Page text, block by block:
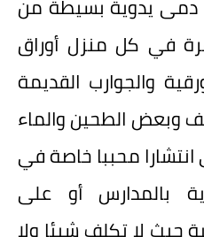
يدوية بسيطة من
في كل منزل أوراق
والجوارب القديمة
الطحين والماء
محببا خاصة في
بالمدارس أو على